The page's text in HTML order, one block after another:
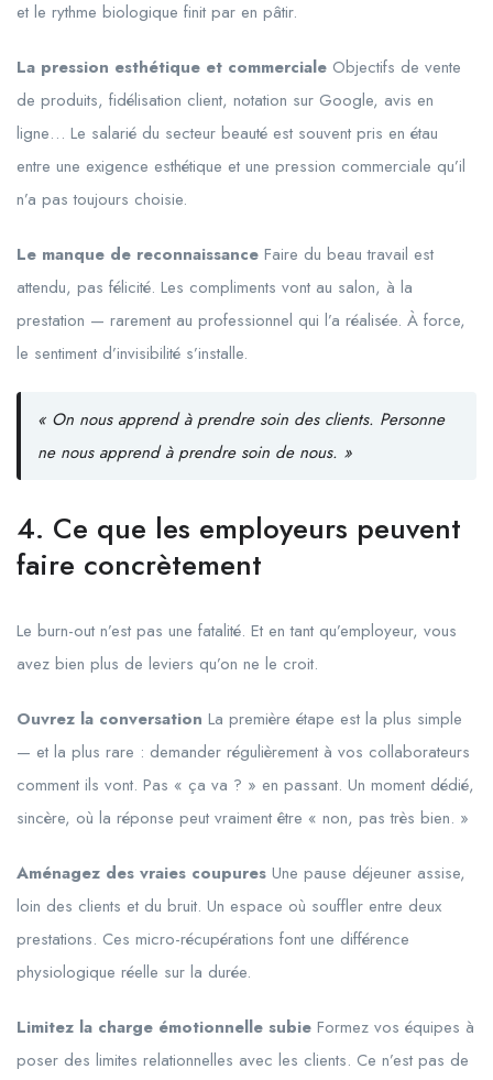
et le rythme biologique finit par en pâtir.
La pression esthétique et commerciale Objectifs de vente
de produits, fidélisation client, notation sur Google, avis en
ligne… Le salarié du secteur beauté est souvent pris en étau
entre une exigence esthétique et une pression commerciale qu’il
n’a pas toujours choisie.
Le manque de reconnaissance Faire du beau travail est
attendu, pas félicité. Les compliments vont au salon, à la
prestation — rarement au professionnel qui l’a réalisée. À force,
le sentiment d’invisibilité s’installe.
« On nous apprend à prendre soin des clients. Personne
ne nous apprend à prendre soin de nous. »
4. Ce que les employeurs peuvent
faire concrètement
Le burn-out n’est pas une fatalité. Et en tant qu’employeur, vous
avez bien plus de leviers qu’on ne le croit.
Ouvrez la conversation La première étape est la plus simple
— et la plus rare : demander régulièrement à vos collaborateurs
comment ils vont. Pas « ça va ? » en passant. Un moment dédié,
sincère, où la réponse peut vraiment être « non, pas très bien. »
Aménagez des vraies coupures Une pause déjeuner assise,
loin des clients et du bruit. Un espace où souffler entre deux
prestations. Ces micro-récupérations font une différence
physiologique réelle sur la durée.
Limitez la charge émotionnelle subie Formez vos équipes à
poser des limites relationnelles avec les clients. Ce n’est pas de